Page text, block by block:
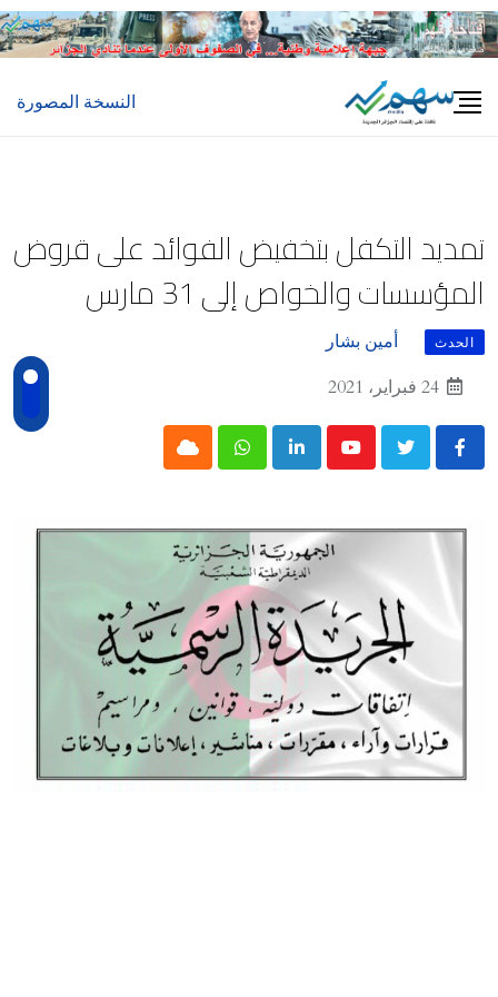
Skip
to
النسخة المصورة
تمديد التكفل بتخفيض الفوائد على قروض
المؤسسات والخواص إلى 31 مارس
الحدث
أمين بشار
24 فبراير، 2021
Youtube
LinkedIn
Whatsapp
Cloud